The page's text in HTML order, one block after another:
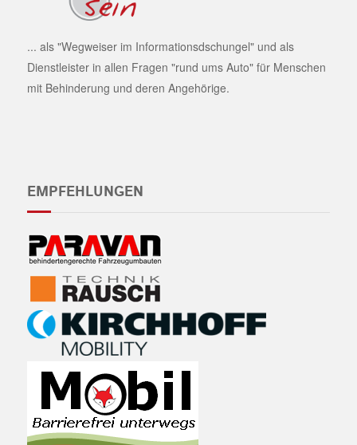
... als "Wegweiser im Informationsdschungel" und als
Dienstleister in allen Fragen "rund ums Auto" für Menschen
mit Behinderung und deren Angehörige.
EMPFEHLUNGEN